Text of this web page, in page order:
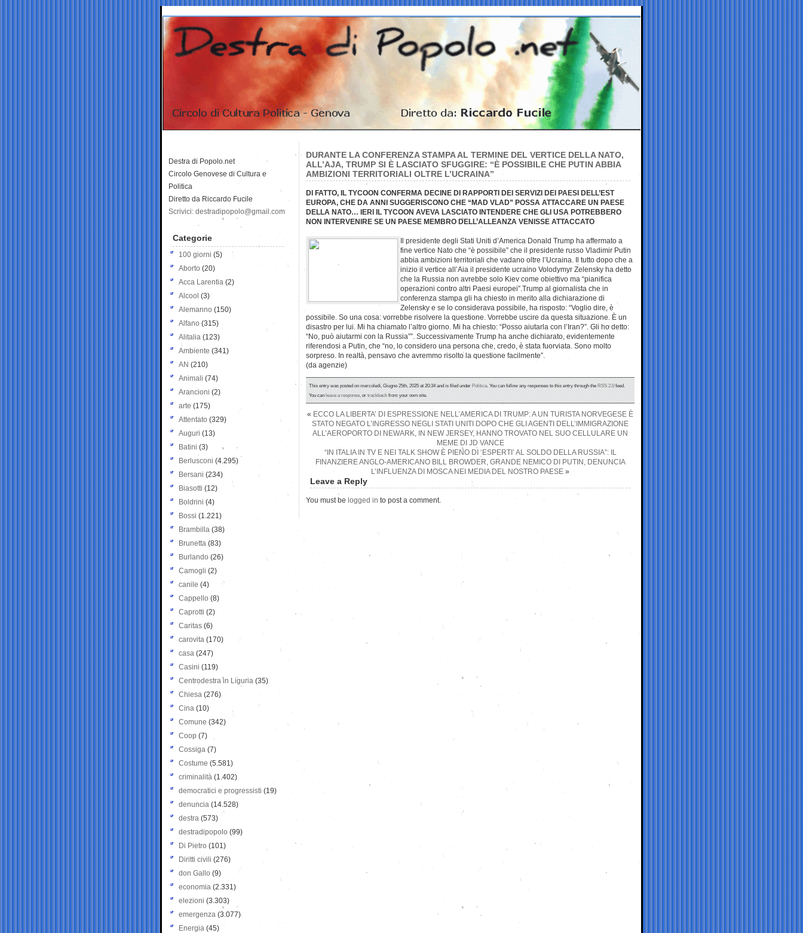
DURANTE LA CONFERENZA STAMPA AL TERMINE DEL VERTICE DELLA NATO,
ALL’AJA, TRUMP SI È LASCIATO SFUGGIRE: “È POSSIBILE CHE PUTIN ABBIA
AMBIZIONI TERRITORIALI OLTRE L’UCRAINA”
DI FATTO, IL TYCOON CONFERMA DECINE DI RAPPORTI DEI SERVIZI DEI PAESI DELL’EST
EUROPA, CHE DA ANNI SUGGERISCONO CHE “MAD VLAD” POSSA ATTACCARE UN PAESE
DELLA NATO… IERI IL TYCOON AVEVA LASCIATO INTENDERE CHE GLI USA POTREBBERO
NON INTERVENIRE SE UN PAESE MEMBRO DELL’ALLEANZA VENISSE ATTACCATO
Il presidente degli Stati Uniti d’America Donald Trump ha affermato a
fine vertice Nato che “è possibile” che il presidente russo Vladimir Putin
abbia ambizioni territoriali che vadano oltre l’Ucraina. Il tutto dopo che a
inizio il vertice all’Aia il presidente ucraino Volodymyr Zelensky ha detto
che la Russia non avrebbe solo Kiev come obiettivo ma “pianifica
operazioni contro altri Paesi europei”.Trump al giornalista che in
conferenza stampa gli ha chiesto in merito alla dichiarazione di
Zelensky e se lo considerava possibile, ha risposto: “Voglio dire, è
possibile. So una cosa: vorrebbe risolvere la questione. Vorrebbe uscire da questa situazione. È un
disastro per lui. Mi ha chiamato l’altro giorno. Mi ha chiesto: “Posso aiutarla con l’Iran?”. Gli ho detto:
“No, può aiutarmi con la Russia””. Successivamente Trump ha anche dichiarato, evidentemente
riferendosi a Putin, che “no, lo considero una persona che, credo, è stata fuorviata. Sono molto
sorpreso. In realtà, pensavo che avremmo risolto la questione facilmente”.
(da agenzie)
This entry was posted on mercoledì, Giugno 25th, 2025 at 20:34 and is filed underPolitica. You can follow any responses to this entry through theRSS 2.0feed.
You canleave a response, ortrackbackfrom your own site.
« ECCO LA LIBERTA’ DI ESPRESSIONE NELL’AMERICA DI TRUMP: A UN TURISTA NORVEGESE È
STATO NEGATO L’INGRESSO NEGLI STATI UNITI DOPO CHE GLI AGENTI DELL’IMMIGRAZIONE
ALL’AEROPORTO DI NEWARK, IN NEW JERSEY, HANNO TROVATO NEL SUO CELLULARE UN
MEME DI JD VANCE
“IN ITALIA IN TV E NEI TALK SHOW È PIENO DI ‘ESPERTI’ AL SOLDO DELLA RUSSIA”: IL
FINANZIERE ANGLO-AMERICANO BILL BROWDER, GRANDE NEMICO DI PUTIN, DENUNCIA
L’INFLUENZA DI MOSCA NEI MEDIA DEL NOSTRO PAESE »
Leave a Reply
You must be logged in to post a comment.
Destra di Popolo.net
Circolo Genovese di Cultura e
Politica
Diretto da Riccardo Fucile
Scrivici: destradipopolo@gmail.com
Categorie
100 giorni (5)
Aborto (20)
Acca Larentia (2)
Alcool (3)
Alemanno (150)
Alfano (315)
Alitalia (123)
Ambiente (341)
AN (210)
Animali (74)
Arancioni (2)
arte (175)
Attentato (329)
Auguri (13)
Batini (3)
Berlusconi (4.295)
Bersani (234)
Biasotti (12)
Boldrini (4)
Bossi (1.221)
Brambilla (38)
Brunetta (83)
Burlando (26)
Camogli (2)
canile (4)
Cappello (8)
Caprotti (2)
Caritas (6)
carovita (170)
casa (247)
Casini (119)
Centrodestra in Liguria (35)
Chiesa (276)
Cina (10)
Comune (342)
Coop (7)
Cossiga (7)
Costume (5.581)
criminalità (1.402)
democratici e progressisti (19)
denuncia (14.528)
destra (573)
destradipopolo (99)
Di Pietro (101)
Diritti civili (276)
don Gallo (9)
economia (2.331)
elezioni (3.303)
emergenza (3.077)
Energia (45)